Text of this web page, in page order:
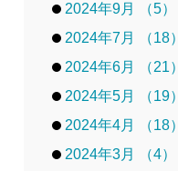
2024年9月 （5）
2024年7月 （18）
2024年6月 （21）
2024年5月 （19）
2024年4月 （18）
2024年3月 （4）